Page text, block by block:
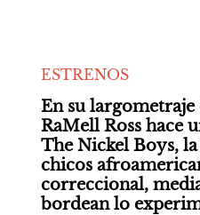
ESTRENOS
En su
RaMell Ross hace
The Nickel Boys,
chicos
correccional,
bordean lo